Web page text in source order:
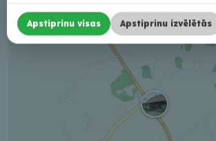
Apstiprinu visas Apstiprinu izvēlētās